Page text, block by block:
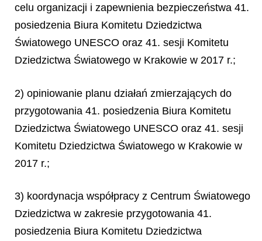
celu organizacji i zapewnienia bezpieczeństwa 41.
posiedzenia Biura Komitetu Dziedzictwa
Światowego UNESCO oraz 41. sesji Komitetu
Dziedzictwa Światowego w Krakowie w 2017 r.;
2) opiniowanie planu działań zmierzających do
przygotowania 41. posiedzenia Biura Komitetu
Dziedzictwa Światowego UNESCO oraz 41. sesji
Komitetu Dziedzictwa Światowego w Krakowie w
2017 r.;
3) koordynacja współpracy z Centrum Światowego
Dziedzictwa w zakresie przygotowania 41.
posiedzenia Biura Komitetu Dziedzictwa